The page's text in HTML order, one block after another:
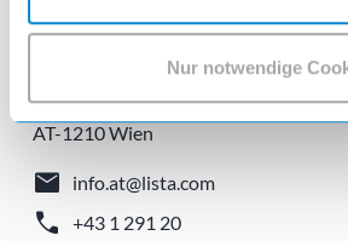
Nur notwendige
Kontakt
Lista Austria GmbH
Prager Straße 245
AT-1210 Wien
mail info.at@lista.com
call +43 1 291 20